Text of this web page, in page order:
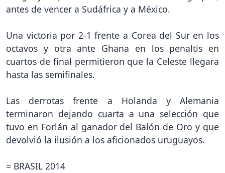
antes de vencer a Sudáfrica y a México.
Una victoria por 2-1 frente a Corea del Sur en los
octavos y otra ante Ghana en los penaltis en
cuartos de final permitieron que la Celeste llegara
hasta las semifinales.
Las derrotas frente a Holanda y Alemania
terminaron dejando cuarta a una selección que
tuvo en Forlán al ganador del Balón de Oro y que
devolvió la ilusión a los aficionados uruguayos.
= BRASIL 2014